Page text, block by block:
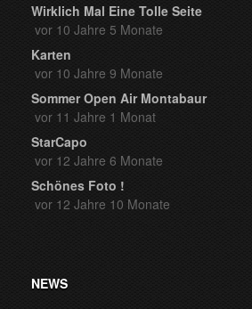
Wirklich Mal Eine Tolle Seite
vor 10 Jahre 5 Monate
Karten
vor 10 Jahre 9 Monate
Sommer Open Air Montabaur
vor 11 Jahre 1 Monat
StarCapo
vor 12 Jahre 6 Monate
Schönes Foto !
vor 12 Jahre 10 Monate
NEWS